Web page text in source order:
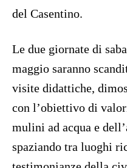
del Casentino.
Le due giornate di
maggio saranno
visite didattiche,
con l’obiettivo di
mulini ad acqua e
spaziando tra luoghi